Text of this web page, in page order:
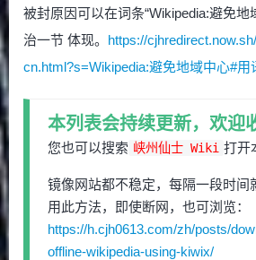
被封原因可以在词条“Wikipedia:避免地
治一节 体现。 https://
cn.html?s=Wikipedia:避免地域中心#用
本列表会持续更新，欢迎
您也可以搜索 峡州仙士 Wiki 打开
镜像网站都不稳定，每隔一段时间
用此方法，即使断网，也可浏览：
https://h.cjh0613.com/zh/posts/
offline-wikipedia-using-kiwix/